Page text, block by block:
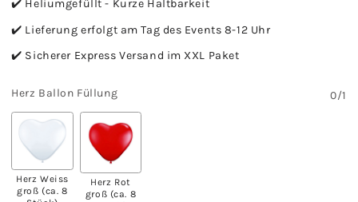
✔️ Heliumgefüllt - Kurze Haltbarkeit
✔️ Lieferung erfolgt am Tag des Events 8-12 Uhr
✔️ Sicherer Express Versand im XXL Paket